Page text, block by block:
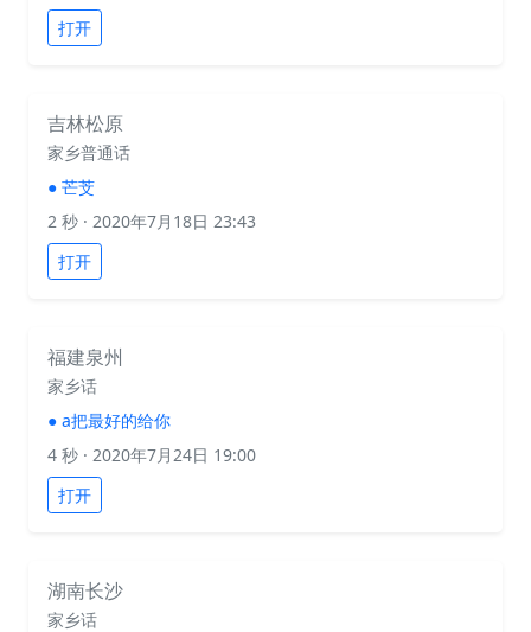
打开
吉林松原
家乡普通话
● 芒芠
2 秒 · 2020年7月18日 23:43
打开
福建泉州
家乡话
● a把最好的给你
4 秒 · 2020年7月24日 19:00
打开
湖南长沙
家乡话